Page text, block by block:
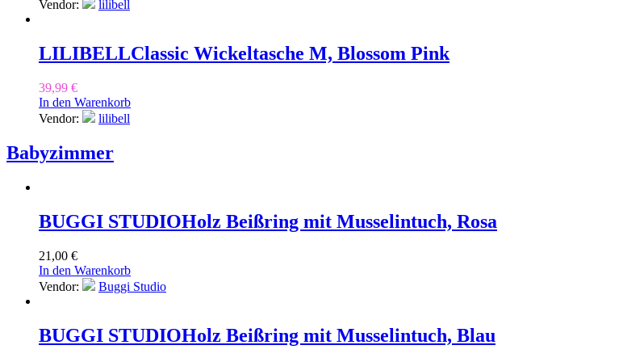
Vendor: lilibell
LILIBELLClassic Wickeltasche M, Blossom Pink
39,99 €
In den Warenkorb
Vendor:
lilibell
Babyzimmer
BUGGI STUDIOHolz Beißring mit Musselintuch, Rosa
21,00 €
In den Warenkorb
Vendor:
Buggi Studio
BUGGI STUDIOHolz Beißring mit Musselintuch, Blau